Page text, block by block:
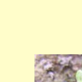
Bild